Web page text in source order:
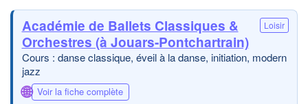
Académie de Ballets Classiques &
Orchestres (à Jouars-Pontchartrain)
Loisir
Cours : danse classique, éveil à la danse, initiation, modern
jazz
🌐 Voir la fiche complète